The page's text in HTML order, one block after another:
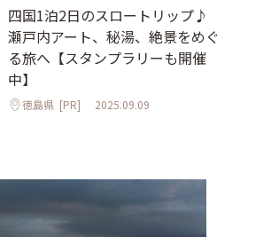
四国1泊2日のスロートリップ♪
瀬戸内アート、秘湯、絶景をめぐ
る旅へ【スタンプラリーも開催
中】
徳島県 [PR] 2025.09.09